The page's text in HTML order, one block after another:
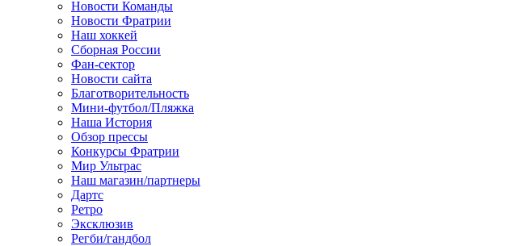
Новости Команды
Новости Фратрии
Наш хоккей
Сборная России
Фан-cектор
Новости сайта
Благотворительность
Мини-футбол/Пляжка
Наша История
Обзор прессы
Конкурсы Фратрии
Мир Ультрас
Наш магазин/партнеры
Дартс
Ретро
Эксклюзив
Регби/гандбол